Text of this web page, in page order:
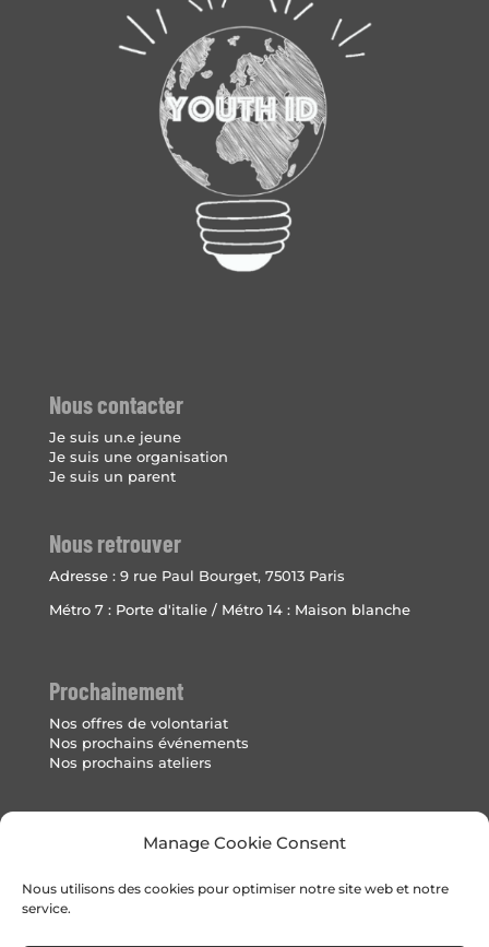
Manage Cookie Consent
Nous utilisons des cookies pour optimiser notre site web et notre
service.
Nous contacter
Je suis un.e jeune
Je suis une organisation
Je suis un parent
Nous retrouver
Adresse : 9 rue Paul Bourget, 75013 Paris
Métro 7 : Porte d'italie / Métro 14 : Maison blanche
Prochainement
Nos offres de volontariat
Nos prochains événements
Nos prochains ateliers
Politique de cookies (UE)